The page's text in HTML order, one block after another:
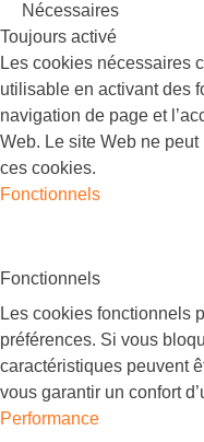
Nécessaires
Toujours activé
Les cookies nécessaires
utilisable en activant des
navigation de page et
Web. Le site Web ne
ces cookies.
Fonctionnels
Fonctionnels
Les cookies fonctionnels
préférences. Si vous
caractéristiques peuvent
vous garantir un confort
Performance